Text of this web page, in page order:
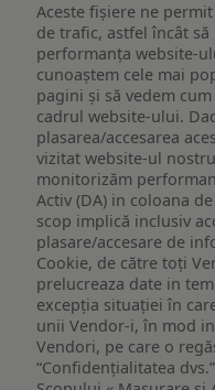
Aceste fișiere ne
de trafic, astfel încât
performanța website-
cunoaștem cele mai
pagini și să vedem
cadrul website-ului.
plasarea/accesarea
vizitat website-ul
monitorizăm
Activ (DA) in coloana
scop implică inclusiv
plasare/accesare de
Cookie, de către toți
prelucreaza date in
excepția situației în
unii Vendor-i, în mod
Vendori, pe care o
“Confidențialitatea